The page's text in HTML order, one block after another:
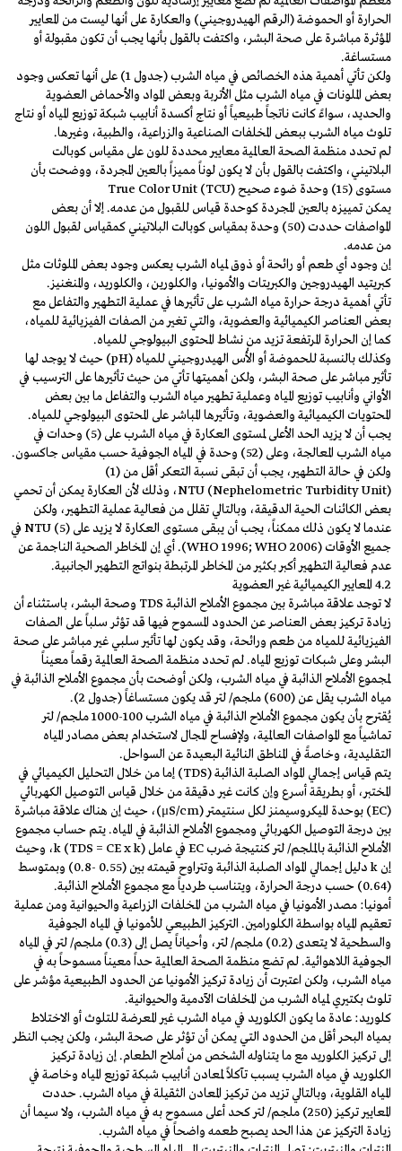
الحرارة أو الحموضة (الرقم الهيدروجيني) والعكارة على أنها ليست من المعايير
المؤثرة مباشرة على صحة البشر، واكتفت بالقول بأنها يجب أن تكون مقبولة أو
مستساغة.
ولكن تأتي أهمية هذه الخصائص في مياه الشرب (جدول 1) على أنها تعكس وجود
بعض الملونات في مياه الشرب مثل الأتربة وبعض المواد والأحماض العضوية
والحديد، سواءً كانت ناتجاً طبيعياً أو نتاج أكسدة أنابيب شبكة توزيع المياه أو نتاج
تلوث مياه الشرب ببعض المخلفات الصناعية والزراعية، والطبية، وغيرها.
لم تحدد منظمة الصحة العالمية معايير محددة للون على مقياس كوبالت
البلاتيني، واكتفت بالقول بأن لا يكون لوناً مميزاً بالعين المجردة، ووضحت بأن
مستوى (15) وحدة ضوء صحيح True Color Unit (TCU)
يمكن تمييزه بالعين المجردة كوحدة قياس للقبول من عدمه. إلا أن بعض
المواصفات حددت (50) وحدة بمقياس كوبالت البلاتيني كمقياس لقبول اللون
من عدمه.
إن وجود أي طعم أو رائحة أو ذوق لمياه الشرب يعكس وجود بعض الملوثات مثل
كبريتيد الهيدروجين والكبريتات والأمونيا، والكلورين، والكلوريد، والمنغنيز.
تأتي أهمية درجة حرارة مياه الشرب على تأثيرها في عملية التطهير والتفاعل مع
بعض العناصر الكيميائية والعضوية، والتي تغير من الصفات الفيزيائية للمياه،
كما إن الحرارة المرتفعة تزيد من نشاط المحتوى البيولوجي للمياه.
وكذلك بالنسبة للحموضة أو الأُس الهيدروجيني للمياه (pH) حيث لا يوجد لها
تأثير مباشر على صحة البشر، ولكن أهميتها تأتي من حيث تأثيرها على الترسيب في
الأواني وأنابيب توزيع المياه وعملية تطهير مياه الشرب والتفاعل ما بين بعض
المحتويات الكيميائية والعضوية، وتأثيرها المباشر على المحتوى البيولوجي للمياه.
يجب أن لا يزيد الحد الأعلى لمستوى العكارة في مياه الشرب على (5) وحدات في
مياه الشرب المعالجة، وعلى (52) وحدة في المياه الجوفية حسب مقياس جاكسون.
ولكن في حالة التطهير، يجب أن تبقى نسبة التعكر أقل من (1)
(Nephelometric Turbidity Unit) NTU، وذلك لأن العكارة يمكن أن تحمي
بعض الكائنات الحية الدقيقة، وبالتالي تقلل من فعالية عملية التطهير، ولكن
عندما لا يكون ذلك ممكناً، يجب أن يبقى مستوى العكارة لا يزيد على (5) NTU في
جميع الأوقات (WHO 1996; WHO 2006). أي إن المخاطر الصحية الناجمة عن
عدم فعالية التطهير أكبر بكثير من المخاطر المرتبطة بنواتج التطهير الجانبية.
4.2 المعايير الكيميائية غير العضوية
لا توجد علاقة مباشرة بين مجموع الأملاح الذائبة TDS وصحة البشر، باستثناء أن
زيادة تركيز بعض العناصر عن الحدود المسموح فيها قد تؤثر سلباً على الصفات
الفيزيائية للمياه من طعم ورائحة، وقد يكون لها تأثير سلبي غير مباشر على صحة
البشر وعلى شبكات توزيع المياه. لم تحدد منظمة الصحة العالمية رقماً معيناً
لمجموع الأملاح الذائبة في مياه الشرب، ولكن أوضحت بأن مجموع الأملاح الذائبة في
مياه الشرب يقل عن (600) ملجم/ لتر قد يكون مستساغاً (جدول 2).
يُقترح بأن يكون مجموع الأملاح الذائبة في مياه الشرب 100-1000 ملجم/ لتر
تماشياً مع المواصفات العالمية، ولإفساح المجال لاستخدام بعض مصادر المياه
التقليدية، وخاصةً في المناطق النائية البعيدة عن السواحل.
يتم قياس إجمالي المواد الصلبة الذائبة (TDS) إما من خلال التحليل الكيميائي في
المختبر، أو بطريقة أسرع وإن كانت غير دقيقة من خلال قياس التوصيل الكهربائي
(EC) بوحدة الميكروسيمنز لكل سنتيمتر (μS/cm)، حيث إن هناك علاقة مباشرة
بين درجة التوصيل الكهربائي ومجموع الأملاح الذائبة في المياه. يتم حساب مجموع
الأملاح الذائبة بالملجم/ لتر كنتيجة ضرب EC في عامل k (TDS = CE x k)، وحيث
إن k دليل إجمالي المواد الصلبة الذائبة وتتراوح قيمته بين (0.55 -0.8) وبمتوسط
(0.64) حسب درجة الحرارة، ويتناسب طردياً مع مجموع الأملاح الذائبة.
أمونيا: مصدر الأمونيا في مياه الشرب من المخلفات الزراعية والحيوانية ومن عملية
تعقيم المياه بواسطة الكلورامين. التركيز الطبيعي للأمونيا في المياه الجوفية
والسطحية لا يتعدى (0.2) ملجم/ لتر، وأحياناً يصل إلى (0.3) ملجم/ لتر في المياه
الجوفية اللاهوائية. لم تضع منظمة الصحة العالمية حداً معيناً مسموحاً به في
مياه الشرب، ولكن اعتبرت أن زيادة تركيز الأمونيا عن الحدود الطبيعية مؤشر على
تلوث بكتيري لمياه الشرب من المخلفات الآدمية والحيوانية.
كلوريد: عادة ما يكون الكلوريد في مياه الشرب غير المعرضة للتلوث أو الاختلاط
بمياه البحر أقل من الحدود التي يمكن أن تؤثر على صحة البشر، ولكن يجب النظر
إلى تركيز الكلوريد مع ما يتناوله الشخص من أملاح الطعام. إن زيادة تركيز
الكلوريد في مياه الشرب يسبب تآكلاً لمعادن أنابيب شبكة توزيع المياه وخاصة في
المياه القلوية، وبالتالي تزيد من تركيز المعادن الثقيلة في مياه الشرب. حددت
المعايير تركيز (250) ملجم/ لتر كحد أعلى مسموح به في مياه الشرب، ولا سيما أن
زيادة التركيز عن هذا الحد يصبح طعمه واضحاً في مياه الشرب.